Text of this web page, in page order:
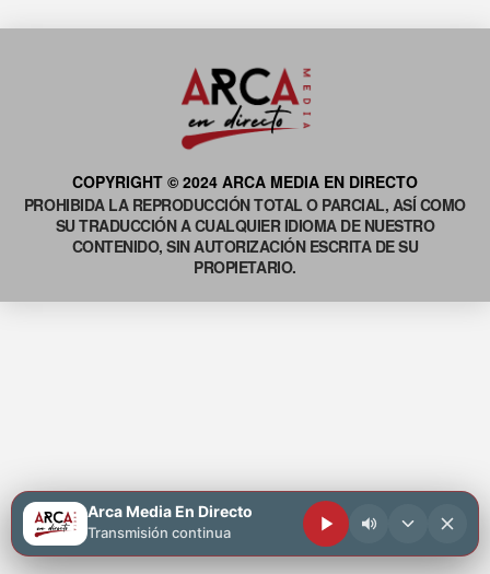
COPYRIGHT © 2024 ARCA MEDIA EN DIRECTO
PROHIBIDA LA REPRODUCCIÓN TOTAL O PARCIAL, ASÍ COMO
SU TRADUCCIÓN A CUALQUIER IDIOMA DE NUESTRO
CONTENIDO, SIN AUTORIZACIÓN ESCRITA DE SU
PROPIETARIO.
Arca Media En Directo
Transmisión continua